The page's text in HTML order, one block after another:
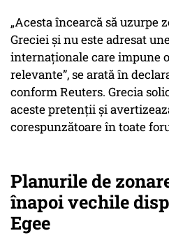
„Acesta încearcă să uzurpe
Greciei și nu este adresat
internaționale care impune
relevante”, se arată în
conform Reuters. Grecia
aceste pretenții și
corespunzătoare în toate
Planurile de
înapoi vechile
Egee